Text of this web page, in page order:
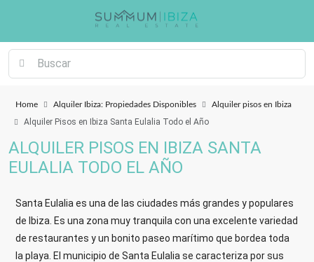
Home Alquiler Ibiza: Propiedades Disponibles Alquiler pisos en Ibiza
Alquiler Pisos en Ibiza Santa Eulalia Todo el Año
ALQUILER PISOS EN IBIZA SANTA
EULALIA TODO EL AÑO
Santa Eulalia es una de las ciudades más grandes y populares
de Ibiza. Es una zona muy tranquila con una excelente variedad
de restaurantes y un bonito paseo marítimo que bordea toda
la playa. El municipio de Santa Eulalia se caracteriza por sus